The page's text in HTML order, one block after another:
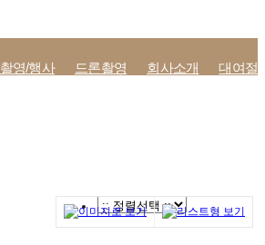
촬영/행사 드론촬영 회사소개 대여절